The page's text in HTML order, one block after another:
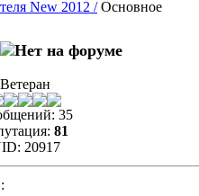
New 2012 / Основное
Ветеран
35
81
20917